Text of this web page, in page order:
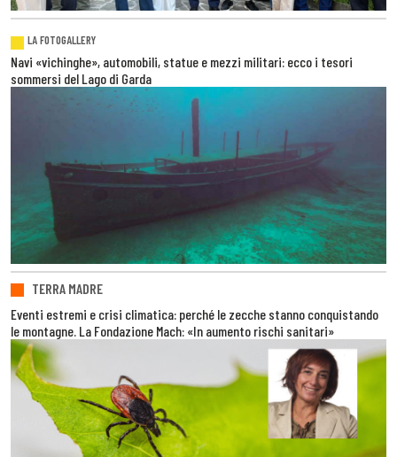
LA FOTOGALLERY
Navi «vichinghe», automobili, statue e mezzi militari: ecco i tesori
sommersi del Lago di Garda
TERRA MADRE
Eventi estremi e crisi climatica: perché le zecche stanno conquistando
le montagne. La Fondazione Mach: «In aumento rischi sanitari»